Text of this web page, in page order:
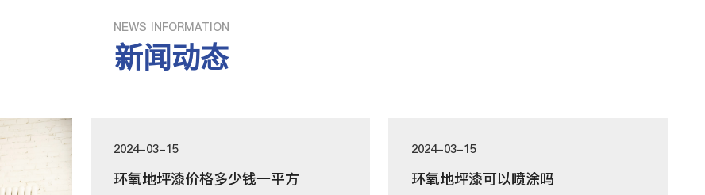
NEWS INFORMATION
新闻动态
2024-03-15
环氧地坪漆价格多少钱一平方
2024-03-15
环氧地坪漆可以喷涂吗